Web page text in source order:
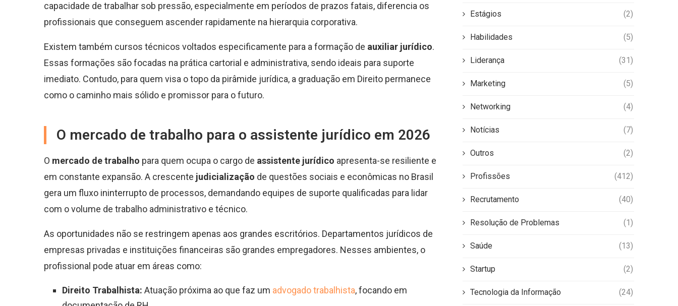
capacidade de trabalhar sob pressão, especialmente em períodos de prazos fatais, diferencia os
profissionais que conseguem ascender rapidamente na hierarquia corporativa.
Existem também cursos técnicos voltados especificamente para a formação de auxiliar jurídico.
Essas formações são focadas na prática cartorial e administrativa, sendo ideais para suporte
imediato. Contudo, para quem visa o topo da pirâmide jurídica, a graduação em Direito permanece
como o caminho mais sólido e promissor para o futuro.
O mercado de trabalho para o assistente jurídico em 2026
O mercado de trabalho para quem ocupa o cargo de assistente jurídico apresenta-se resiliente e
em constante expansão. A crescente judicialização de questões sociais e econômicas no Brasil
gera um fluxo ininterrupto de processos, demandando equipes de suporte qualificadas para lidar
com o volume de trabalho administrativo e técnico.
As oportunidades não se restringem apenas aos grandes escritórios. Departamentos jurídicos de
empresas privadas e instituições financeiras são grandes empregadores. Nesses ambientes, o
profissional pode atuar em áreas como:
Direito Trabalhista: Atuação próxima ao que faz um advogado trabalhista, focando em
Estágios (2)
Habilidades (5)
Liderança (31)
Marketing (5)
Networking (4)
Notícias (7)
Outros (2)
Profissões (412)
Recrutamento (40)
Resolução de Problemas (1)
Saúde (13)
Startup (2)
Tecnologia da Informação (24)